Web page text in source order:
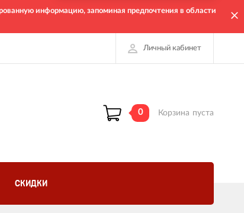
информацию, запоминая предпочтения в области
Личный кабинет
0 Корзина пуста
СКИДКИ